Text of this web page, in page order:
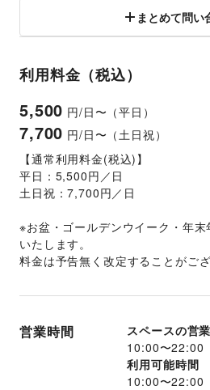
まとめて問い
利用料金（税込）
5,500 円/日〜（平日）
7,700 円/日〜（土日祝）
【通常利用料金(税込)】
平日：5,500円／日
土日祝：7,700円／日
※お盆・ゴールデンウイーク・年
いたします。
料金は予告無く改定することがござ
営業時間
スペースの営
10:00〜22:00
利用可能時間
10:00〜22:00